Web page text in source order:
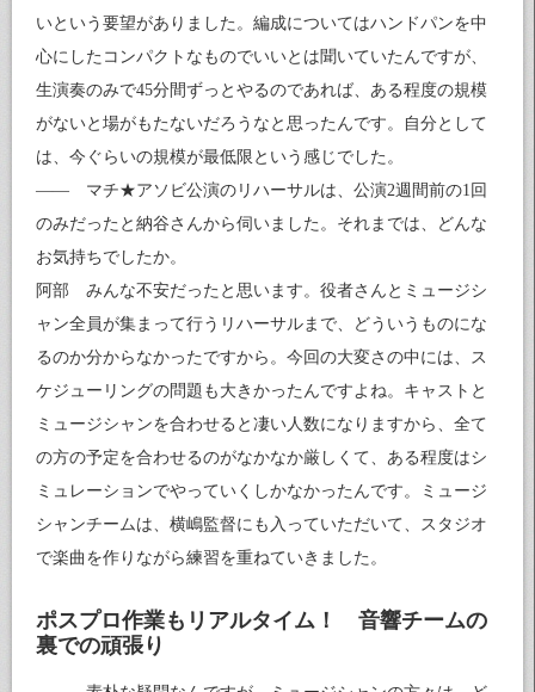
いという要望がありました。編成についてはハンドパンを中
心にしたコンパクトなものでいいとは聞いていたんですが、
生演奏のみで45分間ずっとやるのであれば、ある程度の規模
がないと場がもたないだろうなと思ったんです。自分として
は、今ぐらいの規模が最低限という感じでした。
—— マチ★アソビ公演のリハーサルは、公演2週間前の1回
のみだったと納谷さんから伺いました。それまでは、どんな
お気持ちでしたか。
阿部 みんな不安だったと思います。役者さんとミュージシ
ャン全員が集まって行うリハーサルまで、どういうものにな
るのか分からなかったですから。今回の大変さの中には、ス
ケジューリングの問題も大きかったんですよね。キャストと
ミュージシャンを合わせると凄い人数になりますから、全て
の方の予定を合わせるのがなかなか厳しくて、ある程度はシ
ミュレーションでやっていくしかなかったんです。ミュージ
シャンチームは、横嶋監督にも入っていただいて、スタジオ
で楽曲を作りながら練習を重ねていきました。
ポスプロ作業もリアルタイム！ 音響チームの
裏での頑張り